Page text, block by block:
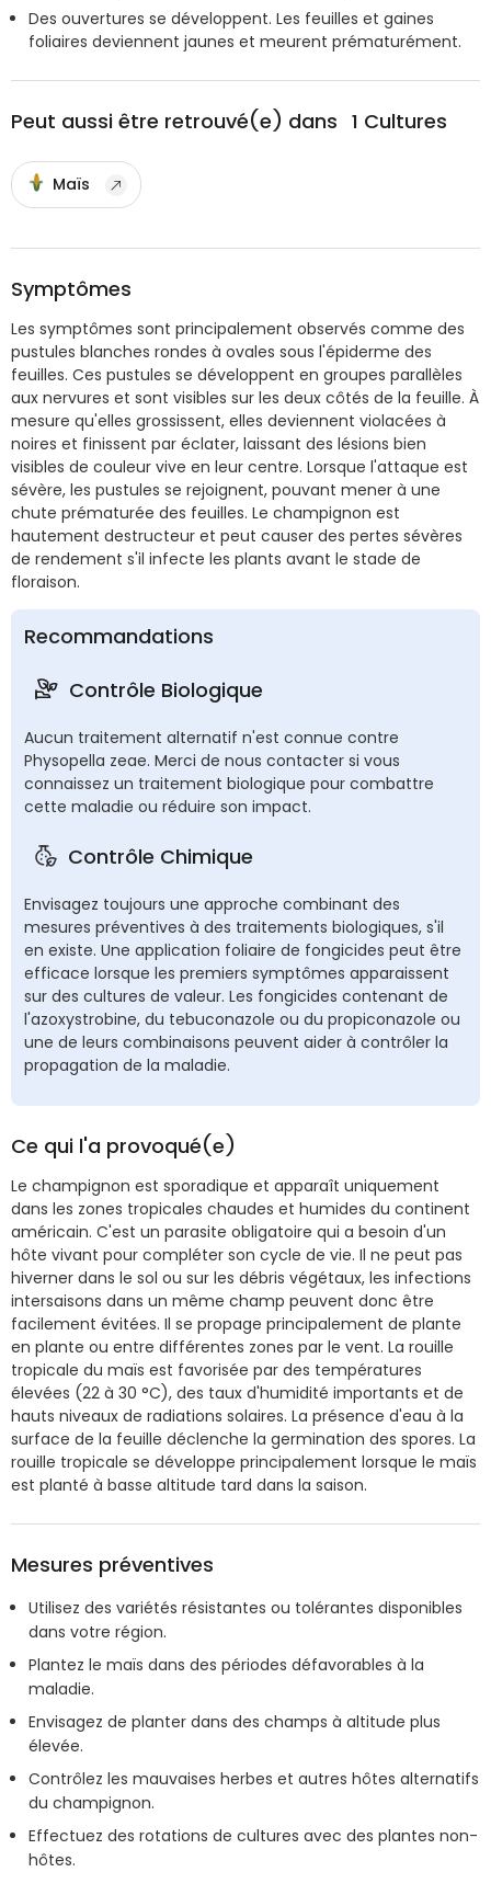
Des ouvertures se développent. Les feuilles et gaines
foliaires deviennent jaunes et meurent prématurément.
Peut aussi être retrouvé(e) dans 1 Cultures
Maïs
Symptômes
Les symptômes sont principalement observés comme des
pustules blanches rondes à ovales sous l'épiderme des
feuilles. Ces pustules se développent en groupes parallèles
aux nervures et sont visibles sur les deux côtés de la feuille. À
mesure qu'elles grossissent, elles deviennent violacées à
noires et finissent par éclater, laissant des lésions bien
visibles de couleur vive en leur centre. Lorsque l'attaque est
sévère, les pustules se rejoignent, pouvant mener à une
chute prématurée des feuilles. Le champignon est
hautement destructeur et peut causer des pertes sévères
de rendement s'il infecte les plants avant le stade de
floraison.
Recommandations
Contrôle Biologique
Aucun traitement alternatif n'est connue contre
Physopella zeae. Merci de nous contacter si vous
connaissez un traitement biologique pour combattre
cette maladie ou réduire son impact.
Contrôle Chimique
Envisagez toujours une approche combinant des
mesures préventives à des traitements biologiques, s'il
en existe. Une application foliaire de fongicides peut être
efficace lorsque les premiers symptômes apparaissent
sur des cultures de valeur. Les fongicides contenant de
l'azoxystrobine, du tebuconazole ou du propiconazole ou
une de leurs combinaisons peuvent aider à contrôler la
propagation de la maladie.
Ce qui l'a provoqué(e)
Le champignon est sporadique et apparaît uniquement
dans les zones tropicales chaudes et humides du continent
américain. C'est un parasite obligatoire qui a besoin d'un
hôte vivant pour compléter son cycle de vie. Il ne peut pas
hiverner dans le sol ou sur les débris végétaux, les infections
intersaisons dans un même champ peuvent donc être
facilement évitées. Il se propage principalement de plante
en plante ou entre différentes zones par le vent. La rouille
tropicale du maïs est favorisée par des températures
élevées (22 à 30 °C), des taux d'humidité importants et de
hauts niveaux de radiations solaires. La présence d'eau à la
surface de la feuille déclenche la germination des spores. La
rouille tropicale se développe principalement lorsque le maïs
est planté à basse altitude tard dans la saison.
Mesures préventives
Utilisez des variétés résistantes ou tolérantes disponibles
dans votre région.
Plantez le maïs dans des périodes défavorables à la
maladie.
Envisagez de planter dans des champs à altitude plus
élevée.
Contrôlez les mauvaises herbes et autres hôtes alternatifs
du champignon.
Effectuez des rotations de cultures avec des plantes non-
hôtes.